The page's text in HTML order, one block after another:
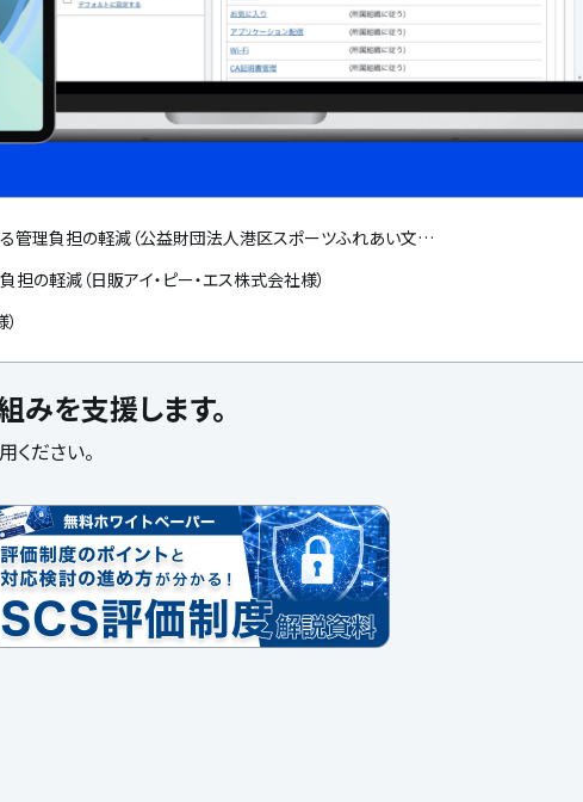
管理負担の軽減（公益財団法人港区スポーツふれあい文化
の軽減（日販アイ・ピー・エス株式会社様）
を支援します。
ださい。